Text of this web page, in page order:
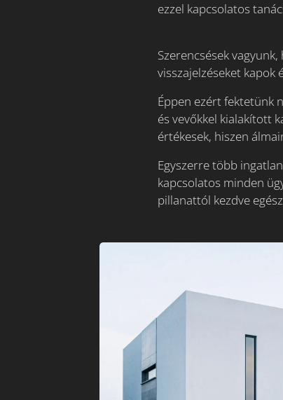
ezzel kapcsolatos
Szerencsések
visszajelzéseket kapok
Éppen ezért fektetünk
és vevőkkel kialakított
értékesek, hiszen
Egyszerre több
kapcsolatos minden
pillanattól kezdve